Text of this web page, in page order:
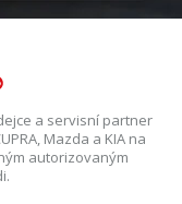
a servisní partner
Mazda a KIA na
autorizovaným